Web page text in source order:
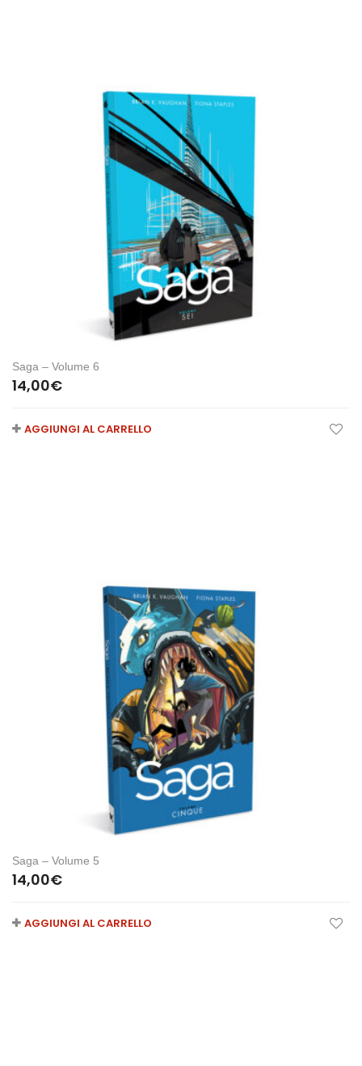
Saga – Volume 6
14,00€
AGGIUNGI AL CARRELLO
Saga – Volume 5
14,00€
AGGIUNGI AL CARRELLO